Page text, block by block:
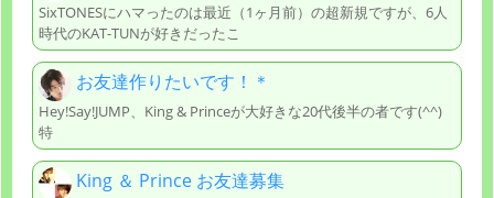
SixTONESにハマったのは最近（1ヶ月前）の超新規ですが、6人
時代のKAT-TUNが好きだったこ
お友達作りたいです！＊
Hey!Say!JUMP、King & Princeが大好きな20代後半の者です(^^)
特
King ＆ Prince お友達募集